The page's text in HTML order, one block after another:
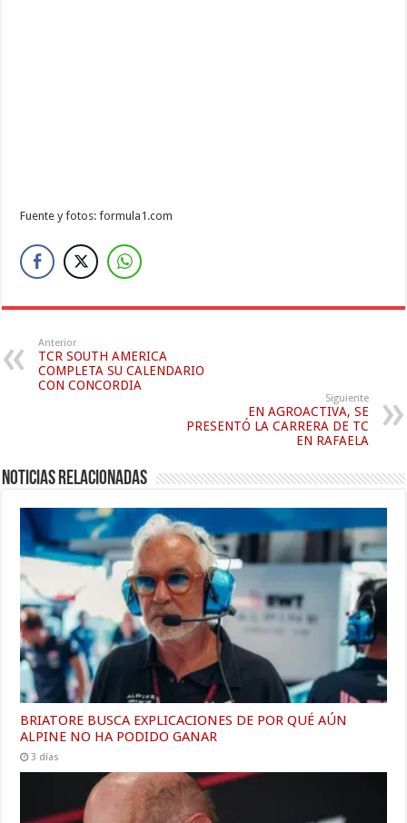
Fuente y fotos: formula1.com
Anterior
TCR SOUTH AMERICA
COMPLETA SU CALENDARIO
CON CONCORDIA
Siguiente
EN AGROACTIVA, SE
PRESENTÓ LA CARRERA DE TC
EN RAFAELA
Noticias relacionadas
BRIATORE BUSCA EXPLICACIONES DE POR QUÉ AÚN
ALPINE NO HA PODIDO GANAR
3 días